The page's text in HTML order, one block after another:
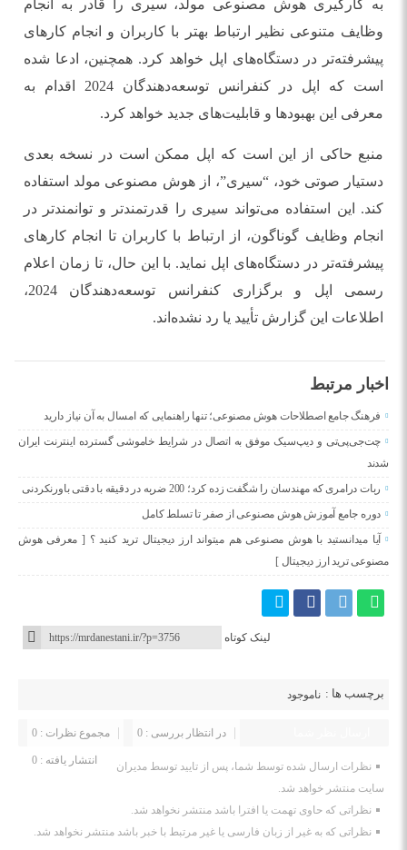
به کارگیری هوش مصنوعی مولد، سیری را قادر به انجام
وظایف متنوعی نظیر ارتباط بهتر با کاربران و انجام کارهای
پیشرفته‌تر در دستگاه‌های اپل خواهد کرد. همچنین، ادعا شده
است که اپل در کنفرانس توسعه‌دهندگان 2024 اقدام به
معرفی این بهبودها و قابلیت‌های جدید خواهد کرد.
منبع حاکی از این است که اپل ممکن است در نسخه بعدی
دستیار صوتی خود، “سیری”، از هوش مصنوعی مولد استفاده
کند. این استفاده می‌تواند سیری را قدرتمندتر و توانمندتر در
انجام وظایف گوناگون، از ارتباط با کاربران تا انجام کارهای
پیشرفته‌تر در دستگاه‌های اپل نماید. با این حال، تا زمان اعلام
رسمی اپل و برگزاری کنفرانس توسعه‌دهندگان 2024،
اطلاعات این گزارش تأیید یا رد نشده‌اند.
اخبار مرتبط
فرهنگ جامع اصطلاحات هوش مصنوعی؛ تنها راهنمایی که امسال به آن نیاز دارید
چت‌جی‌پی‌تی و دیپ‌سیک موفق به اتصال در شرایط خاموشی گسترده اینترنت ایران
شدند
ربات درامری که مهندسان را شگفت زده کرد؛ 200 ضربه در دقیقه با دقتی باورنکردنی
دوره جامع آموزش هوش مصنوعی از صفر تا تسلط کامل
آیا میدانستید با هوش مصنوعی هم میتواند ارز دیجیتال ترید کنید ؟ [ معرفی هوش
مصنوعی ترید ارز دیجیتال ]
لینک کوتاه
برچسب ها : ناموجود
مجموع نظرات : 0 در انتظار بررسی : 0
انتشار یافته : 0
نظرات ارسال شده توسط شما، پس از تایید توسط مدیران
سایت منتشر خواهد شد.
نظراتی که حاوی تهمت یا افترا باشد منتشر نخواهد شد.
نظراتی که به غیر از زبان فارسی یا غیر مرتبط با خبر باشد منتشر نخواهد شد.